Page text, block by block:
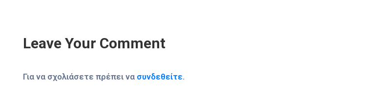
Leave Your Comment
Για να σχολιάσετε πρέπει να συνδεθείτε.